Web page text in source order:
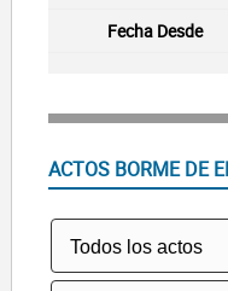
ACTOS BORME DE